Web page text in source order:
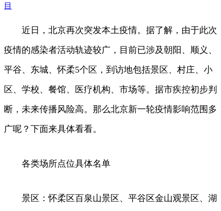
目
近日，北京再次突发本土疫情。据了解，由于此次
疫情的感染者活动轨迹较广，目前已涉及朝阳、顺义、
平谷、东城、怀柔5个区，到访地包括景区、村庄、小
区、学校、餐馆、医疗机构、市场等。据市疾控初步判
断，未来传播风险高。那么北京新一轮疫情影响范围多
广呢？下面来具体看看。
各类场所点位具体名单
景区：怀柔区百泉山景区、平谷区金山观景区、湖